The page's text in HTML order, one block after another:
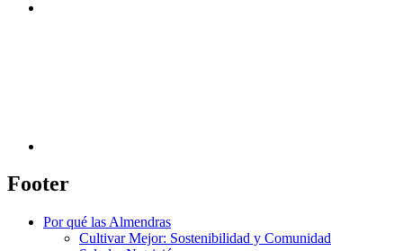
Footer
Por qué las Almendras
Cultivar Mejor: Sostenibilidad y Comunidad